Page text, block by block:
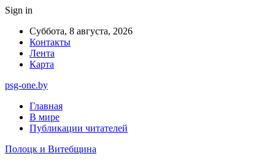
Sign in
Суббота, 8 августа, 2026
Контакты
Лента
Карта
psg-one.by
Главная
В мире
Публикации читателей
Полоцк и Витебщина